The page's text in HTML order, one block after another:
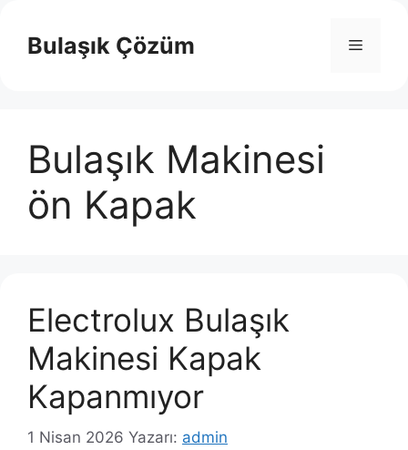
Bulaşık Çözüm Menü
Bulaşık Makinesi
ön Kapak
Electrolux Bulaşık
Makinesi Kapak
Kapanmıyor
1 Nisan 2026 Yazarı: admin